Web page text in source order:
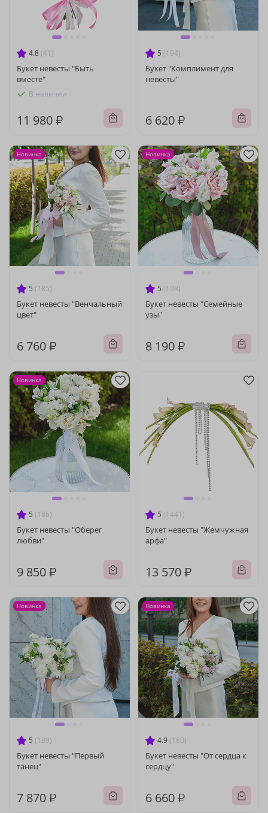
4.8 (41)
Букет невесты "Быть
вместе"
В наличии
11 980 ₽
5 (194)
Букет "Комплимент для
невесты"
6 620 ₽
5 (185)
Букет невесты "Венчальный
цвет"
6 760 ₽
Новинка
5 (198)
Букет невесты "Семейные
узы"
8 190 ₽
Новинка
5 (186)
Букет невесты "Оберег
любви"
9 850 ₽
Новинка
5 (1441)
Букет невесты "Жемчужная
арфа"
13 570 ₽
5 (189)
Букет невесты "Первый
танец"
7 870 ₽
Новинка
4.9 (180)
Букет невесты "От сердца к
сердцу"
6 660 ₽
Новинка